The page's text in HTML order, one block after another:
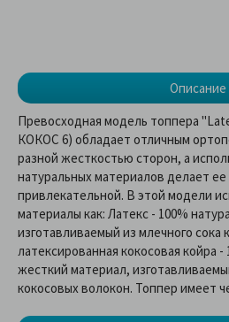
Описание
Превосходная модель топпера
КОКОС 6) обладает отличным
разной жесткостью сторон, а
натуральных материалов делает
привлекательной. В этой модели
материалы как: Латекс - 100%
изготавливаемый из млечного сока
латексированная кокосовая койра -
жесткий материал,
кокосовых волокон. Топпер имеет